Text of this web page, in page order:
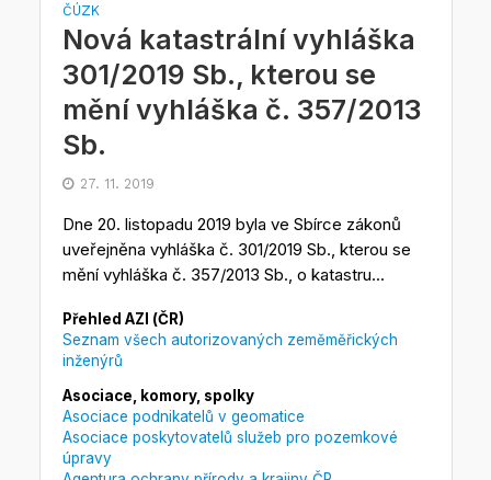
ČÚZK
Nová katastrální vyhláška
301/2019 Sb., kterou se
mění vyhláška č. 357/2013
Sb.
27. 11. 2019
Dne 20. listopadu 2019 byla ve Sbírce zákonů
uveřejněna vyhláška č. 301/2019 Sb., kterou se
mění vyhláška č. 357/2013 Sb., o katastru...
Přehled AZI (ČR)
Seznam všech autorizovaných zeměměřických
inženýrů
Asociace, komory, spolky
Asociace podnikatelů v geomatice
Asociace poskytovatelů služeb pro pozemkové
úpravy